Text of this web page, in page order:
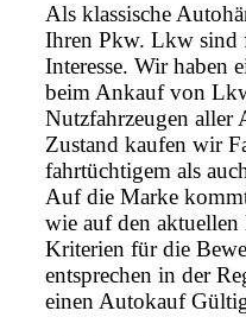
Als klassische
Ihren Pkw. Lkw sind
Interesse. Wir haben
beim Ankauf von
Nutzfahrzeugen aller
Zustand kaufen wir
fahrtüchtigem als
Auf die Marke
wie auf den
Kriterien für die
entsprechen in der
einen Autokauf